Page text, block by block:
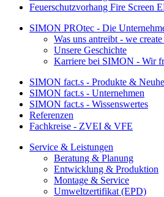
Feuerschutzvorhang Fire Screen
SIMON PROtec - Die
Was uns antreibt - we
Unsere Geschichte
Karriere bei SIMON - Wir
SIMON fact.s - Produkte &
SIMON fact.s - Unternehmen
SIMON fact.s - Wissenswertes
Referenzen
Fachkreise - ZVEI & VFE
Service & Leistungen
Beratung & Planung
Entwicklung & Produktion
Montage & Service
Umweltzertifikat (EPD)